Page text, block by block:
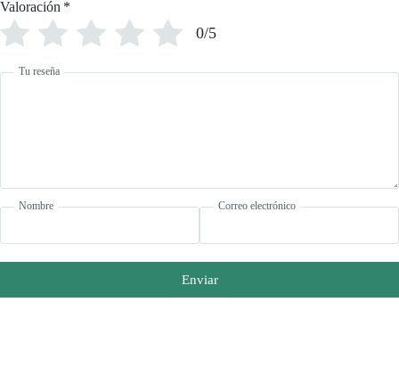
Valoración *
0/5
Tu reseña
Nombre Correo electrónico
Enviar